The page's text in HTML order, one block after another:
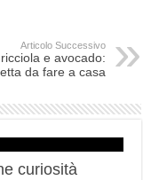
Articolo Successivo
e avocado:
da fare a casa
curiosità